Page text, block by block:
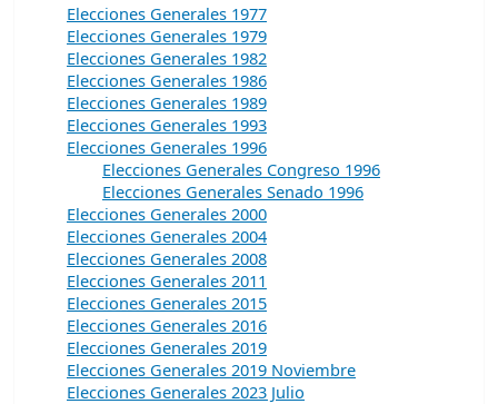
Elecciones Generales 1977
Elecciones Generales 1979
Elecciones Generales 1982
Elecciones Generales 1986
Elecciones Generales 1989
Elecciones Generales 1993
Elecciones Generales 1996
Elecciones Generales Congreso 1996
Elecciones Generales Senado 1996
Elecciones Generales 2000
Elecciones Generales 2004
Elecciones Generales 2008
Elecciones Generales 2011
Elecciones Generales 2015
Elecciones Generales 2016
Elecciones Generales 2019
Elecciones Generales 2019 Noviembre
Elecciones Generales 2023 Julio